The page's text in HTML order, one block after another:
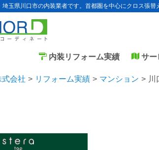
玉県川口市の内装業者です。首都圏を中心にクロス張替
内装リフォーム実績 サー
会社 リフォーム実績 マンション